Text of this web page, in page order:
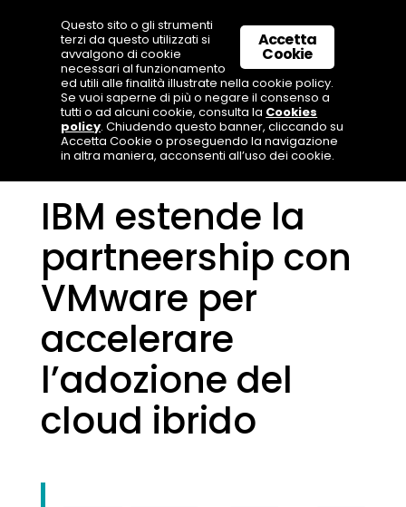
IBM estende la
partneership con
VMware per
accelerare
l’adozione del
cloud ibrido
Accetta
Cookie
Questo sito o gli strumenti
terzi da questo utilizzati si
avvalgono di cookie
necessari al funzionamento
ed utili alle finalità illustrate nella cookie policy.
Se vuoi saperne di più o negare il consenso a
tutti o ad alcuni cookie, consulta la Cookies
policy. Chiudendo questo banner, cliccando su
Accetta Cookie o proseguendo la navigazione
in altra maniera, acconsenti all’uso dei cookie.